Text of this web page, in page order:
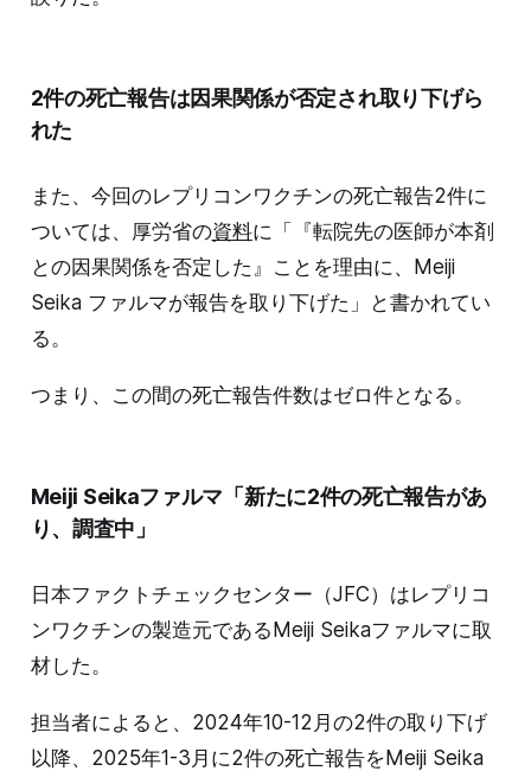
2件の死亡報告は因果関係が否定され取り下げら
れた
また、今回のレプリコンワクチンの死亡報告2件に
ついては、厚労省の資料に「『転院先の医師が本剤
との因果関係を否定した』ことを理由に、Meiji
Seika ファルマが報告を取り下げた」と書かれてい
る。
つまり、この間の死亡報告件数はゼロ件となる。
Meiji Seikaファルマ「新たに2件の死亡報告があ
り、調査中」
日本ファクトチェックセンター（JFC）はレプリコ
ンワクチンの製造元であるMeiji Seikaファルマに取
材した。
担当者によると、2024年10-12月の2件の取り下げ
以降、2025年1-3月に2件の死亡報告をMeiji Seika